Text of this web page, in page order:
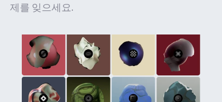
제를 잊으세요.